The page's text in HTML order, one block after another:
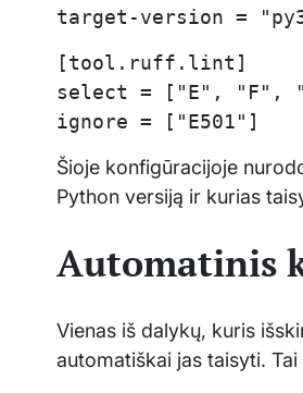
target-version =
[tool.ruff.lint]
select = ["E", "F",
ignore = ["E501"]
Šioje konfigūracijoje
Python versiją ir kurias
Automatinis
Vienas iš dalykų, kuris
automatiškai jas taisyti.